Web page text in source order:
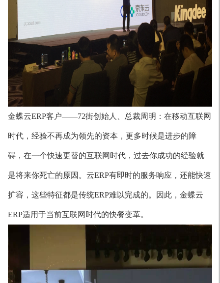
金蝶云ERP客户——72街创始人、总裁周明：在移动互联网
时代，经验不再成为领先的资本，更多时候是进步的障
碍，在一个快速更替的互联网时代，过去你成功的经验就
是将来你死亡的原因。云ERP有即时的服务响应，还能快速
扩容，这些特征都是传统ERP难以完成的。因此，金蝶云
ERP适用于当前互联网时代的快餐变革。